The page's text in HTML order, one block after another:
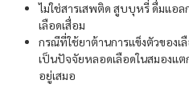
ไม่ใช่สารเสพติด สูบบุหรี่ ดื่มแอ
เลือดเสื่อม
กรณีที่ใช้ยาต้านการแข็งตัวของเ
เป็นปัจจัยหลอดเลือดในสมองแ
อยู่เสมอ